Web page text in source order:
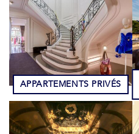
APPARTEMENTS PRIVÉS